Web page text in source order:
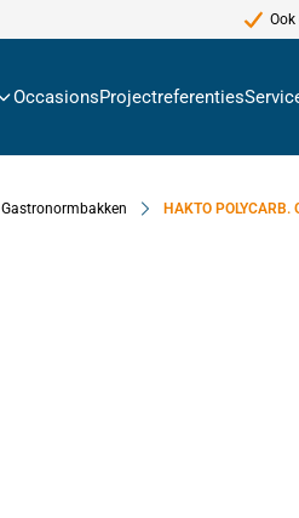
OccasionsProjectreferenties
Gastronormbakken HAKTO